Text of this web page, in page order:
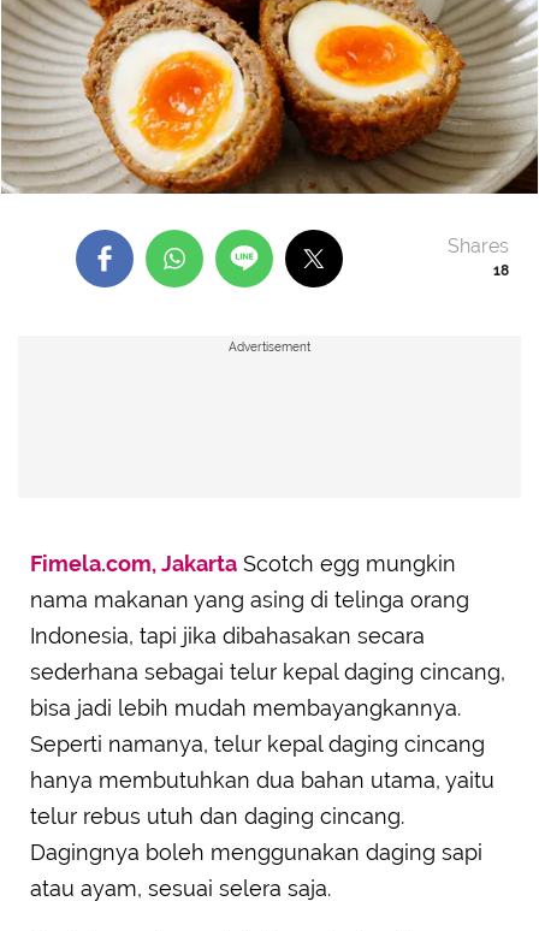
18
Shares
Advertisement
Fimela.com, Jakarta Scotch egg mungkin
nama makanan yang asing di telinga orang
Indonesia, tapi jika dibahasakan secara
sederhana sebagai telur kepal daging cincang,
bisa jadi lebih mudah membayangkannya.
Seperti namanya, telur kepal daging cincang
hanya membutuhkan dua bahan utama, yaitu
telur rebus utuh dan daging cincang.
Dagingnya boleh menggunakan daging sapi
atau ayam, sesuai selera saja.